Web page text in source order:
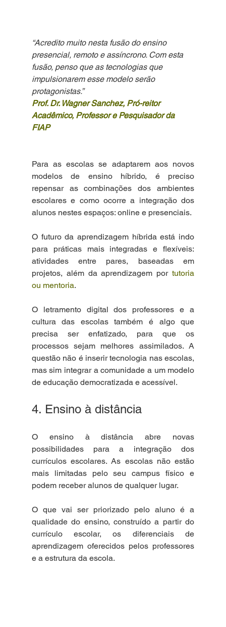
“Acredito muito nesta fusão do ensino
presencial, remoto e assíncrono. Com esta
fusão, penso que as tecnologias que
impulsionarem esse modelo serão
protagonistas.”
Prof. Dr. Wagner Sanchez, Pró-reitor
Acadêmico, Professor e Pesquisador da
FIAP
Para as escolas se adaptarem aos novos
modelos de ensino híbrido, é preciso
repensar as combinações dos ambientes
escolares e como ocorre a integração dos
alunos nestes espaços: online e presenciais.
O futuro da aprendizagem híbrida está indo
para práticas mais integradas e flexíveis:
atividades entre pares, baseadas em
projetos, além da aprendizagem por tutoria
ou mentoria.
O letramento digital dos professores e a
cultura das escolas também é algo que
precisa ser enfatizado, para que os
processos sejam melhores assimilados. A
questão não é inserir tecnologia nas escolas,
mas sim integrar a comunidade a um modelo
de educação democratizada e acessível.
4. Ensino à distância
O ensino à distância abre novas
possibilidades para a integração dos
currículos escolares. As escolas não estão
mais limitadas pelo seu campus físico e
podem receber alunos de qualquer lugar.
O que vai ser priorizado pelo aluno é a
qualidade do ensino, construído a partir do
currículo escolar, os diferenciais de
aprendizagem oferecidos pelos professores
e a estrutura da escola.